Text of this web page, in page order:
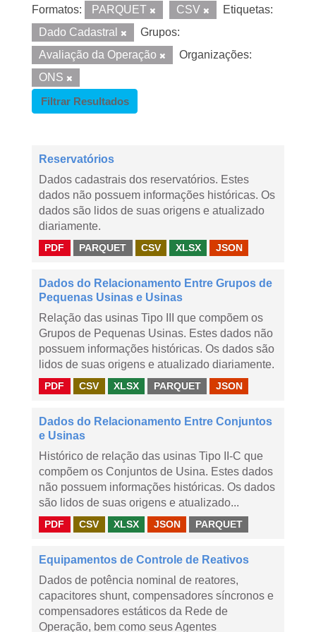
Formatos: PARQUET CSV
Etiquetas:
Dado Cadastral
Grupos:
Avaliação da Operação
Organizações:
ONS
Filtrar Resultados
Reservatórios
Dados cadastrais dos reservatórios. Estes
dados não possuem informações históricas. Os
dados são lidos de suas origens e atualizado
diariamente.
PDF PARQUET CSV XLSX JSON
Dados do Relacionamento Entre Grupos de
Pequenas Usinas e Usinas
Relação das usinas Tipo III que compõem os
Grupos de Pequenas Usinas. Estes dados não
possuem informações históricas. Os dados são
lidos de suas origens e atualizado diariamente.
PDF CSV XLSX PARQUET JSON
Dados do Relacionamento Entre Conjuntos
e Usinas
Histórico de relação das usinas Tipo II-C que
compõem os Conjuntos de Usina. Estes dados
não possuem informações históricas. Os dados
são lidos de suas origens e atualizado...
PDF CSV XLSX JSON PARQUET
Equipamentos de Controle de Reativos
Dados de potência nominal de reatores,
capacitores shunt, compensadores síncronos e
compensadores estáticos da Rede de
Operação, bem como seus Agentes